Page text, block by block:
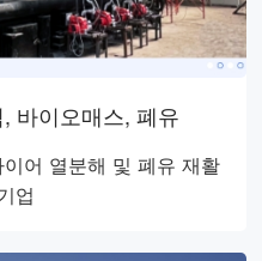
바이오매스, 폐유
어 열분해 및 폐유 재활
업